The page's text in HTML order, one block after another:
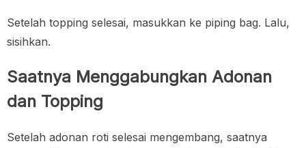
Setelah topping selesai, masukkan ke piping bag. Lalu,
sisihkan.
Saatnya Menggabungkan Adonan
dan Topping
Setelah adonan roti selesai mengembang, saatnya